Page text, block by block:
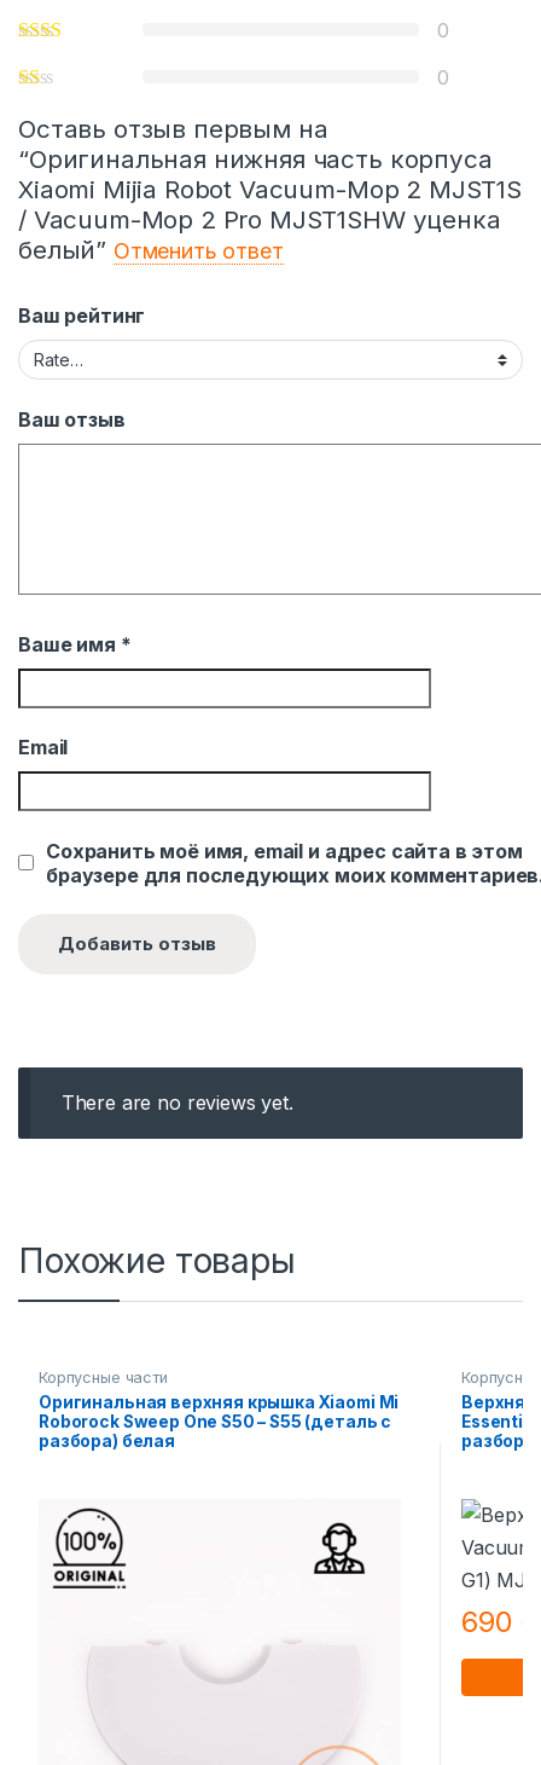
0
0
Оставь отзыв первым на
“Оригинальная нижняя часть корпуса
Xiaomi Mijia Robot Vacuum-Mop 2 MJST1S
/ Vacuum-Mop 2 Pro MJST1SHW уценка
белый” Отменить ответ
Ваш рейтинг
Ваш отзыв
Ваше имя *
Email
Сохранить моё имя, email и адрес сайта в этом
браузере для последующих моих
There are no reviews yet.
Похожие товары
Корпусные части
Оригинальная верхняя крышка Xiaomi Mi
Roborock Sweep One S50 – S55 (деталь с
разбора) белая
Essential
разбора
690 ₽